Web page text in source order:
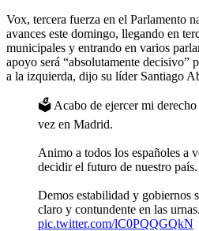
Vox, tercera fuerza en el Parlamento
avances este domingo, llegando en
municipales y entrando en varios
apoyo será “absolutamente decisivo”
a la izquierda, dijo su líder Santiago
🗳 Acabo de ejercer mi
vez en Madrid.
Animo a todos los españoles a
decidir el futuro de nuestro país.
Demos estabilidad y gobiernos
claro y contundente en las urnas.
pic.twitter.com/lC0PQQGQkN